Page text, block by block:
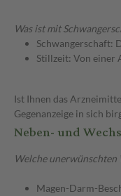
Was ist mit
Schwangerschaft:
Stillzeit: Von einer
Ist Ihnen das
Gegenanzeige in sich
Neben- und
Welche
Magen-Darm-